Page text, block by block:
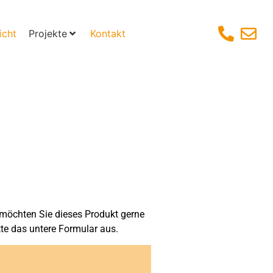
Projekte Kontakt
Sie dieses Produkt gerne
das untere Formular aus.